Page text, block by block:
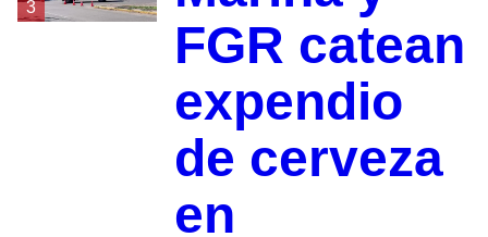
3
FGR catean
expendio
de cerveza
en